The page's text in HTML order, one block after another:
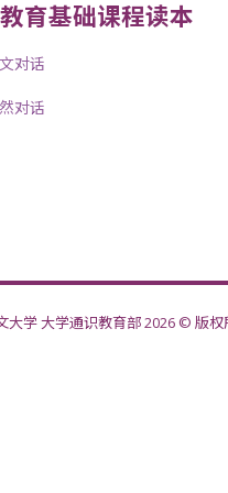
育基础课程读本
对话
对话
大学 大学通识教育部 2026 © 版权